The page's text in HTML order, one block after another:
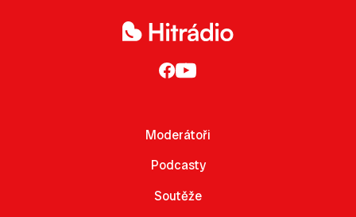
Moderátoři
Podcasty
Soutěže